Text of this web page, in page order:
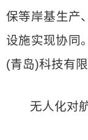
保等岸基生产
设施实现协同
(青岛)科技有
无人化对